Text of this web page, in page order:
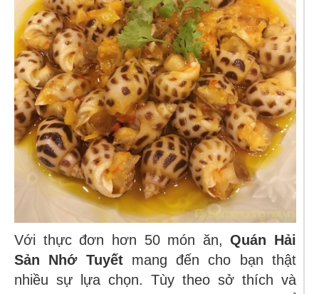
Với thực đơn hơn 50 món ăn,Quán Hải
Sản Nhớ Tuyếtmang đến cho bạn thật
nhiều sự lựa chọn. Tùy theo sở thích và